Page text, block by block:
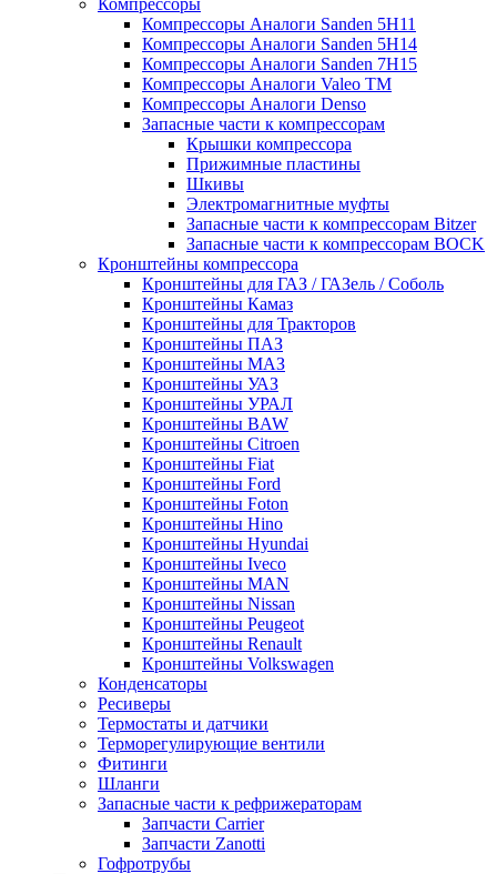
Компрессоры
Компрессоры Аналоги Sanden 5H11
Компрессоры Аналоги Sanden 5H14
Компрессоры Аналоги Sanden 7H15
Компрессоры Аналоги Valeo ТМ
Компрессоры Аналоги Denso
Запасные части к компрессорам
Крышки компрессора
Прижимные пластины
Шкивы
Электромагнитные муфты
Запасные части к компрессорам Bitzer
Запасные части к компрессорам BOCK
Кронштейны компрессора
Кронштейны для ГАЗ / ГАЗель / Соболь
Кронштейны Камаз
Кронштейны для Тракторов
Кронштейны ПАЗ
Кронштейны МАЗ
Кронштейны УАЗ
Кронштейны УРАЛ
Кронштейны BAW
Кронштейны Citroen
Кронштейны Fiat
Кронштейны Ford
Кронштейны Foton
Кронштейны Hino
Кронштейны Hyundai
Кронштейны Iveco
Кронштейны MAN
Кронштейны Nissan
Кронштейны Peugeot
Кронштейны Renault
Кронштейны Volkswagen
Конденсаторы
Ресиверы
Термостаты и датчики
Терморегулирующие вентили
Фитинги
Шланги
Запасные части к рефрижераторам
Запчасти Carrier
Запчасти Zanotti
Гофротрубы